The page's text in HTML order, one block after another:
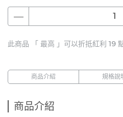
此商品 「 最高 」可以折抵紅利 19
商品介紹 規格說
商品介紹